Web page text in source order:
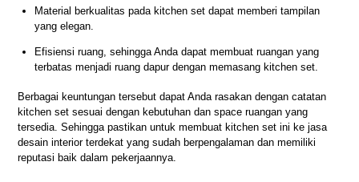
Material berkualitas pada kitchen set dapat memberi tampilan
yang elegan.
Efisiensi ruang, sehingga Anda dapat membuat ruangan yang
terbatas menjadi ruang dapur dengan memasang kitchen set.
Berbagai keuntungan tersebut dapat Anda rasakan dengan catatan
kitchen set sesuai dengan kebutuhan dan space ruangan yang
tersedia. Sehingga pastikan untuk membuat kitchen set ini ke jasa
desain interior terdekat yang sudah berpengalaman dan memiliki
reputasi baik dalam pekerjaannya.